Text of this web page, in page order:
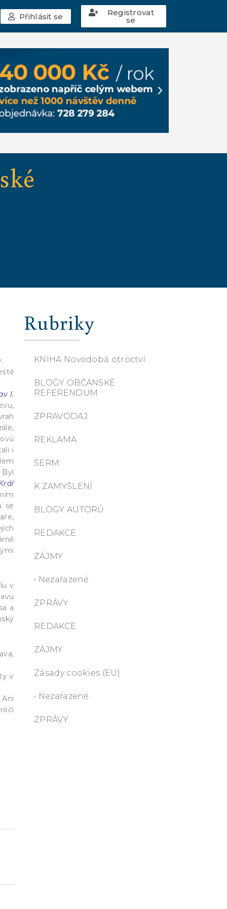
Přihlásit se Registrovat
se
I.
i
se
v
a
v
Rubriky
KNIHA Novodobá otroctví
BLOGY OBČANSKÉ
REFERENDUM
ZPRAVODAJ
REKLAMA
ŠERM
K ZAMYŠLENÍ
BLOGY AUTORŮ
REDAKCE
ZÁJMY
• Nezařazené
ZPRÁVY
REDAKCE
ZÁJMY
Zásady cookies (EU)
• Nezařazené
ZPRÁVY